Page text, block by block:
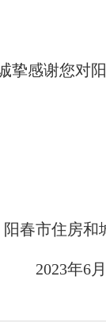
感谢您对阳
房和
6月